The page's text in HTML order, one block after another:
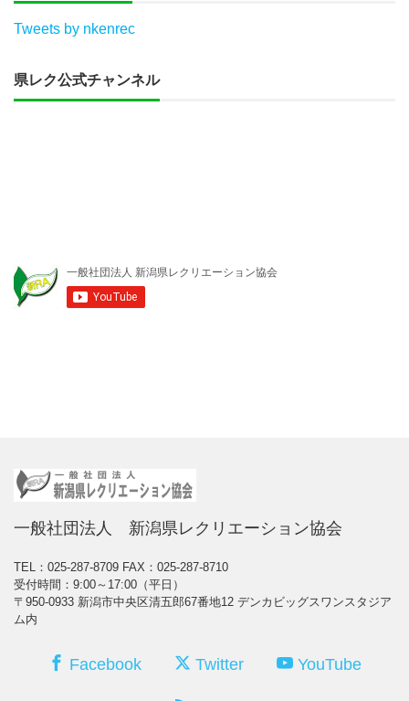
Tweets by nkenrec
県レク公式チャンネル
一般社団法人 新潟県レクリエーション協会
TEL：025-287-8709 FAX：025-287-8710
受付時間：9:00～17:00（平日）
〒950-0933 新潟市中央区清五郎67番地12 デンカビッグスワンスタジア
ム内
Facebook Twitter YouTube